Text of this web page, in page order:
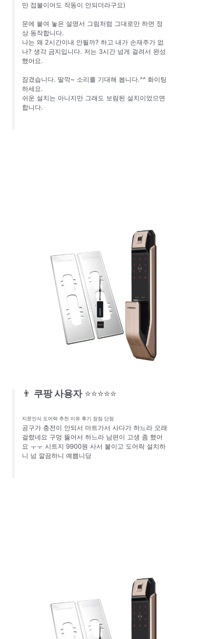
만 접불이어도 작동이 안되더라구요)
문에 붙여 놓은 설명서 그림처럼 그대로만 하면 정
상 동작합니다.
나는 왜 2시간이내 안될까? 하고 내가 손재주가 없
나? 생각 금지입니다. 저는 3시간 넘게 걸려서 완성
했어요.
잠겼습니다. 딸깍~ 소리를 기대해 봅니다.^^ 화이팅
하세요.
쉬운 설치는 아니지만 그래도 보람된 설치이었으면
합니다.
👨 쿠팡 사용자 ⭐⭐⭐⭐⭐
지문인식 도어락 추천 이유 후기 장점 단점
공구가 충전이 안되서 마트가서 사다가 하느라 오래
걸렸네요 구멍 뚫어서 하느라 남편이 고생 좀 했어
요 ㅜㅜ 시트지 9900원 사서 붙이고 도어락 설치하
니 넘 깔끔하니 예쁩니당